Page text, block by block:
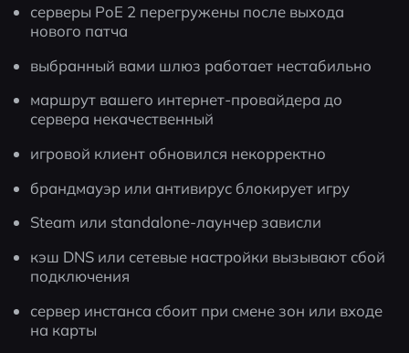
серверы PoE 2 перегружены после выхода
нового патча
выбранный вами шлюз работает нестабильно
маршрут вашего интернет-провайдера до
сервера некачественный
игровой клиент обновился некорректно
брандмауэр или антивирус блокирует игру
Steam или standalone-лаунчер зависли
кэш DNS или сетевые настройки вызывают сбой
подключения
сервер инстанса сбоит при смене зон или входе
на карты